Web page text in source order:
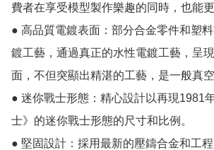
費者在享受模型製作樂趣的同時，也能
● 高品質電鍍表面：部分合金零件和塑
鍍工藝，通過真正的水性電鍍工藝，呈
面，不但突顯出精湛的工藝，是一般真
● 迷你戰士形態：精心設計以再現1981
士》的迷你戰士形態的尺寸和比例。
● 堅固設計：採用最新的壓鑄合金和工